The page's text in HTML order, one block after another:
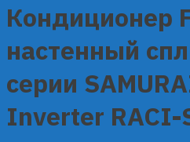
Кондиционер
настенный
серии
Inverter RACI-